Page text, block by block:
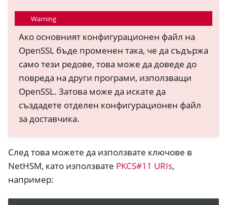
Warning
Ако основният конфигурационен файл на
OpenSSL бъде променен така, че да съдържа
само тези редове, това може да доведе до
повреда на други програми, използващи
OpenSSL. Затова може да искате да
създадете отделен конфигурационен файл
за доставчика.
След това можете да използвате ключове в
NetHSM, като използвате PKCS#11 URIs,
например: